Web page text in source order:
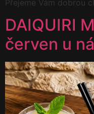
Přejeme Vám dobrou
DAIQUIRI
červen u